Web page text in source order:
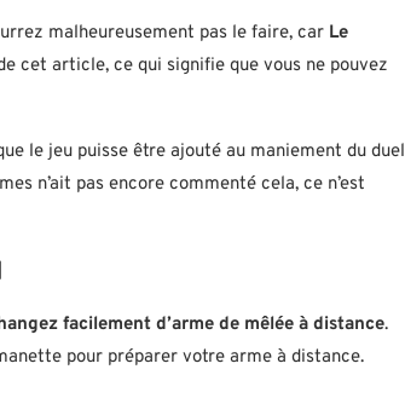
malheureusement pas le faire, car Le
cet article, ce qui signifie que vous ne pouvez
le jeu puisse être ajouté au maniement du duel
n’ait pas encore commenté cela, ce n’est
facilement d’arme de mêlée à distance.
pour préparer votre arme à distance.